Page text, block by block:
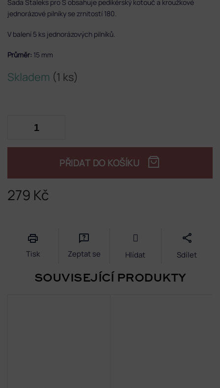
279 Kč
Skladem (1 ks)
PŘIDAT DO KOŠÍKU
Sada Staleks pro S obsahuje pedikérský kotouč a kroužkové
jednorázové pilníky se zrnitostí 180.
V balení 5 ks jednorázových pilníků.
Průměr: 15 mm
Tisk Zeptat se Hlídat Sdílet
SOUVISEJÍCÍ PRODUKTY